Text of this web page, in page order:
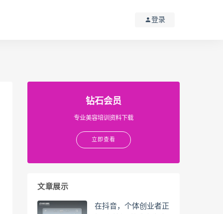
登录
钻石会员
专业美容培训资料下载
立即查看
文章展示
在抖音，个体创业者正